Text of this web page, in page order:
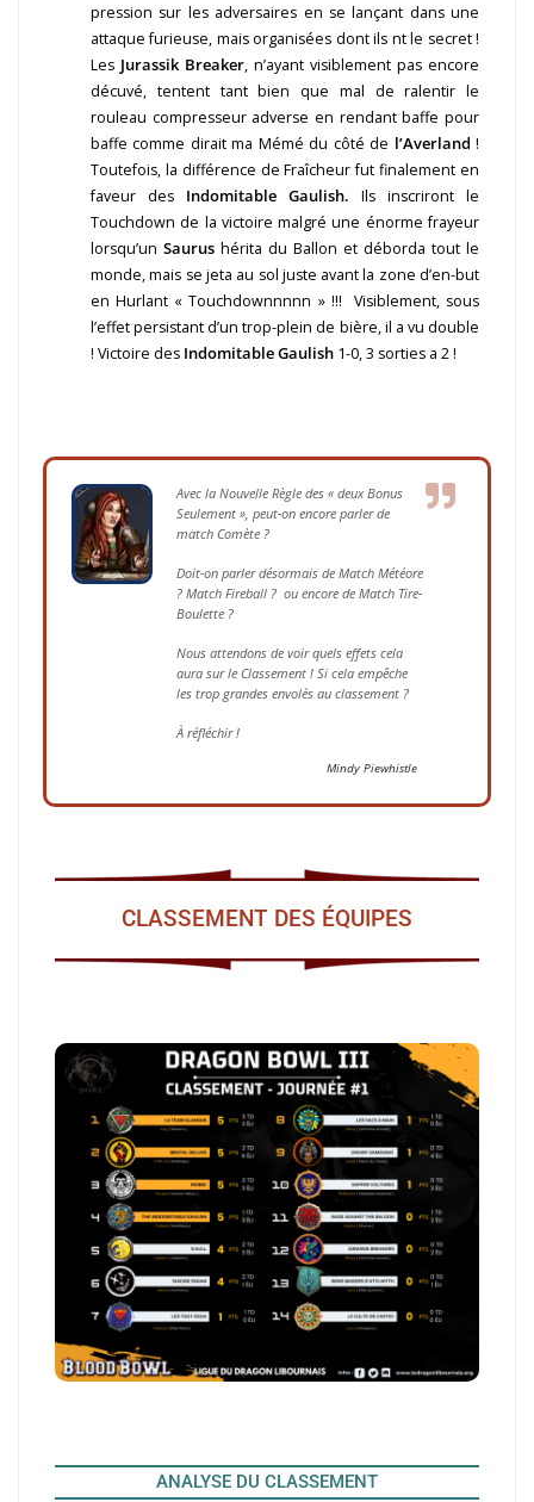
pression sur les adversaires en se lançant dans une
attaque furieuse, mais organisées dont ils nt le secret !
Les Jurassik Breaker, n’ayant visiblement pas encore
décuvé, tentent tant bien que mal de ralentir le
rouleau compresseur adverse en rendant baffe pour
baffe comme dirait ma Mémé du côté de l’Averland !
Toutefois, la différence de Fraîcheur fut finalement en
faveur des Indomitable Gaulish. Ils inscriront le
Touchdown de la victoire malgré une énorme frayeur
lorsqu’un Saurus hérita du Ballon et déborda tout le
monde, mais se jeta au sol juste avant la zone d’en-but
en Hurlant « Touchdownnnnn » !!! Visiblement, sous
l’effet persistant d’un trop-plein de bière, il a vu double
! Victoire des Indomitable Gaulish 1-0, 3 sorties a 2 !
Avec la Nouvelle Règle des « deux Bonus
Seulement », peut-on encore parler de
match Comète ?
Doit-on parler désormais de Match Météore
? Match Fireball ? ou encore de Match Tire-
Boulette ?
Nous attendons de voir quels effets cela
aura sur le Classement ! Si cela empêche
les trop grandes envolés au classement ?
À réfléchir !
Mindy Piewhistle
CLASSEMENT DES ÉQUIPES
ANALYSE DU CLASSEMENT